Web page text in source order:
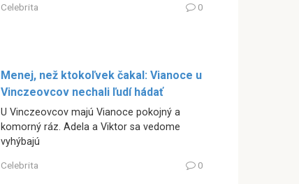
Celebrita 0
Menej, než ktokoľvek čakal: Vianoce u
Vinczeovcov nechali ľudí hádať
U Vinczeovcov majú Vianoce pokojný a
komorný ráz. Adela a Viktor sa vedome
vyhýbajú
Celebrita 0